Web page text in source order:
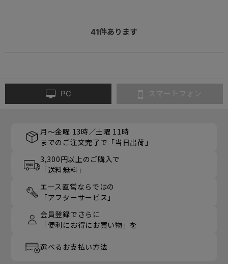
41件あります
PC スマートフォン
月～金曜 13時／土曜 11時
までのご注文完了で「当日出荷」
3,300円以上のご購入で
「送料無料」
エース直営ならではの
「アフターサービス」
会員登録でさらに
「便利にお得にお買い物」を
選べるお支払い方法